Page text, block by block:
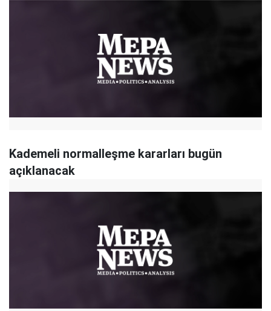
Kademeli normalleşme kararları bugün
açıklanacak